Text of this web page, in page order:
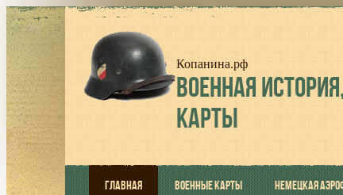
Копанина.рф
ВОЕННАЯ
КАРТЫ
ГЛАВНАЯ ВОЕННЫЕ КАРТЫ НЕМЕЦКАЯ